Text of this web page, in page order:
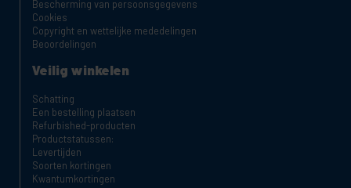
Bescherming van persoonsgegevens
Cookies
Copyright en wettelijke mededelingen
Beoordelingen
Veilig winkelen
Schatting
Een bestelling plaatsen
Refurbished-producten
Productstatussen:
Levertijden
Soorten kortingen
Kwantumkortingen